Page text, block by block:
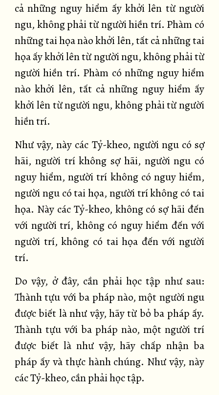
cả những nguy hiểm ấy khởi lên từ người
ngu, không phải từ người hiền trí. Phàm có
những tai họa nào khởi lên, tất cả những tai
họa ấy khởi lên từ người ngu, không phải từ
người hiền trí. Phàm có những nguy hiểm
nào khởi lên, tất cả những nguy hiểm ấy
khởi lên từ người ngu, không phải từ người
hiền trí.
Như vậy, này các Tỷ-kheo, người ngu có sợ
hãi, người trí không sợ hãi, người ngu có
nguy hiểm, người trí không có nguy hiểm,
người ngu có tai họa, người trí không có tai
họa. Này các Tỷ-kheo, không có sợ hãi đến
với người trí, không có nguy hiểm đến với
người trí, không có tai họa đến với người
trí.
Do vậy, ở đây, cần phải học tập như sau:
Thành tựu với ba pháp nào, một người ngu
được biết là như vậy, hãy từ bỏ ba pháp ấy.
Thành tựu với ba pháp nào, một người trí
được biết là như vậy, hãy chấp nhận ba
pháp ấy và thực hành chúng. Như vậy, này
các Tỷ-kheo, cần phải học tập.